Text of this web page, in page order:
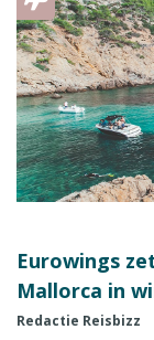
Eurowings
Mallorca in
Redactie Reisbizz